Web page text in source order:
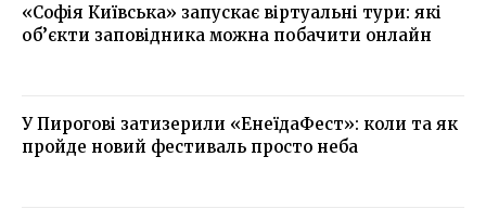
«Софія Київська» запускає віртуальні тури: які
об’єкти заповідника можна побачити онлайн
У Пирогові затизерили «ЕнеїдаФест»: коли та як
пройде новий фестиваль просто неба